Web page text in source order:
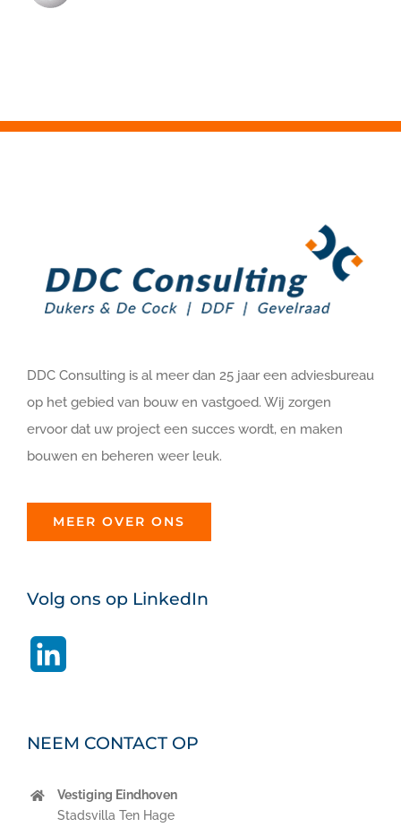
DDC Consulting is al meer dan 25 jaar een adviesbureau
op het gebied van bouw en vastgoed. Wij zorgen
ervoor dat uw project een succes wordt, en maken
bouwen en beheren weer leuk.
MEER OVER ONS
Volg ons op LinkedIn
NEEM CONTACT OP
Vestiging Eindhoven
Stadsvilla Ten Hage